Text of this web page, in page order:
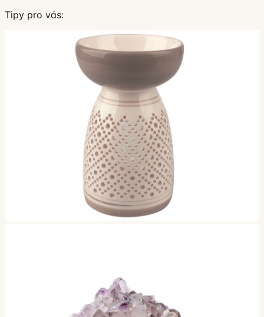
Tipy pro vás: